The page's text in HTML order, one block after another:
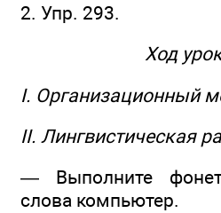
2. Упр. 293.
Ход
I. Организационный
II. Лингвистическая
— Выполните
слова компьютер.